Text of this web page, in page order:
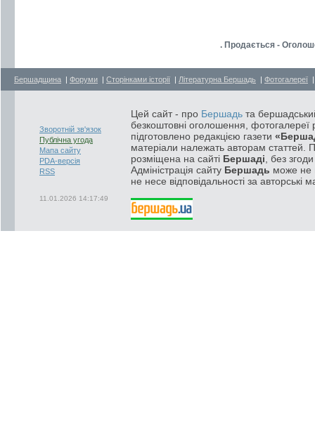
. Продається -
Бершадщина | Форуми | Сторінками історії | Літературна Бершадь | Фотогалереї
Зворотній зв'язок
Публічна угода
Мапа сайту
PDA-версія
RSS
11.01.2026 14:17:49
Цей сайт - про Бершадь та
безкоштовні оголошення, фотогалереї
підготовлено редакцією газети
матеріали належать авторам статтей.
розміщена на сайті Бершаді , без
Адміністрація сайту Бершадь може не
не несе відповідальності за авторські